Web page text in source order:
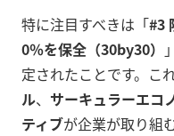
特に注目すべきは「#3
0％を保全（30by30）
定されたことです。こ
ル、 サーキュラーエコ
ティブが企業が取り組